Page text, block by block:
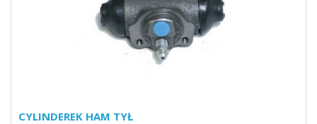
CYLINDEREK HAM TYŁ